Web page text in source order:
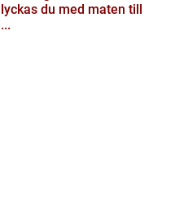
lyckas du med maten till
...